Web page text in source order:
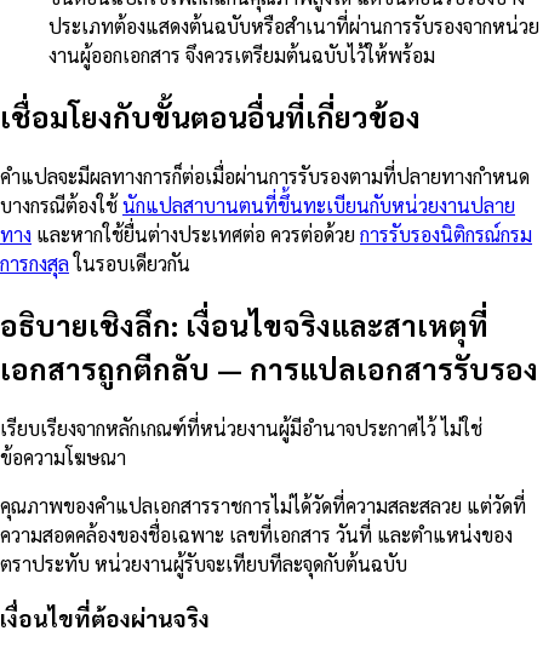
ประเภทต้องแสดงต้นฉบับหรือสำเนาที่ผ่านการรับรองจากหน่วย
งานผู้ออกเอกสาร จึงควรเตรียมต้นฉบับไว้ให้พร้อม
เชื่อมโยงกับขั้นตอนอื่นที่เกี่ยวข้อง
คำแปลจะมีผลทางการก็ต่อเมื่อผ่านการรับรองตามที่ปลายทางกำหนด
บางกรณีต้องใช้นักแปลสาบานตนที่ขึ้นทะเบียนกับหน่วยงานปลาย
ทาง และหากใช้ยื่นต่างประเทศต่อ ควรต่อด้วย การรับรองนิติกรณ์กรม
การกงสุลในรอบเดียวกัน
อธิบายเชิงลึก: เงื่อนไขจริงและสาเหตุที่
เอกสารถูกตีกลับ — การแปลเอกสารรับรอง
เรียบเรียงจากหลักเกณฑ์ที่หน่วยงานผู้มีอำนาจประกาศไว้ ไม่ใช่
ข้อความโฆษณา
คุณภาพของคำแปลเอกสารราชการไม่ได้วัดที่ความสละสลวย แต่วัดที่
ความสอดคล้องของชื่อเฉพาะ เลขที่เอกสาร วันที่ และตำแหน่งของ
ตราประทับ หน่วยงานผู้รับจะเทียบทีละจุดกับต้นฉบับ
เงื่อนไขที่ต้องผ่านจริง